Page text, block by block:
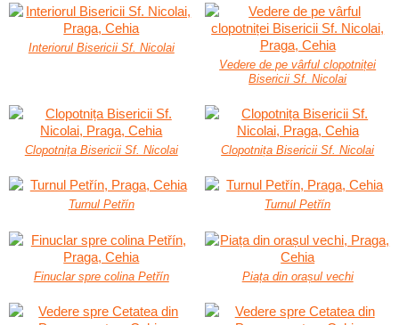
Interiorul Bisericii Sf. Nicolai
Vedere de pe vârful clopotniței
Bisericii Sf. Nicolai
Clopotnița Bisericii Sf. Nicolai Clopotnița Bisericii Sf. Nicolai
Turnul Petřín Turnul Petřín
Finuclar spre colina Petřín Piața din orașul vechi